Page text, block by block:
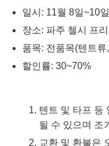
일시: 11월 8일~10
장소: 파주 첼시 프
품목: 전품목(텐트
할인률: 30~70%
텐트 및 타프 등
될 수 있으며 조
교환 및 환불은